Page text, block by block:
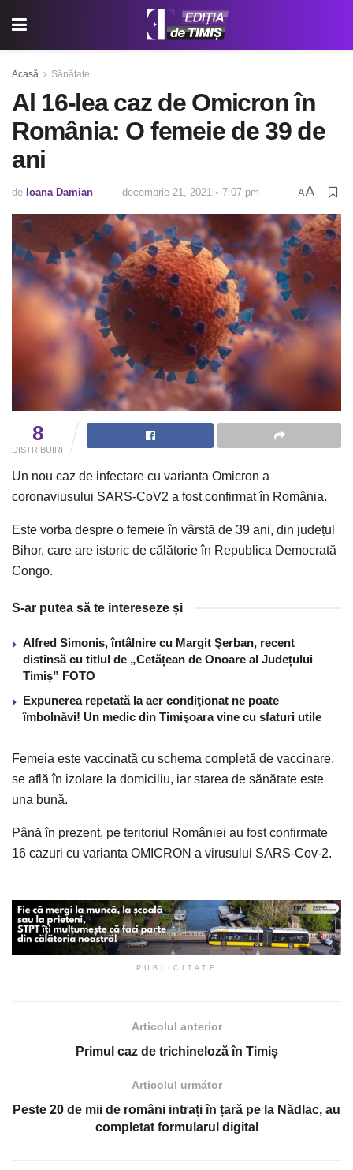
Acasă Sănătate
Al 16-lea caz de Omicron în
România: O femeie de 39 de
ani
de Ioana Damian decembrie 21, 2021 ◦ 7:07 pm AA
8
DISTRIBUIRI
Un nou caz de infectare cu varianta Omicron a
coronaviusului SARS-CoV2 a fost confirmat în România.
Este vorba despre o femeie în vârstă de 39 ani, din județul
Bihor, care are istoric de călătorie în Republica Democrată
Congo.
S-ar putea să te intereseze și
Alfred Simonis, întâlnire cu Margit Şerban, recent
distinsă cu titlul de „Cetățean de Onoare al Județului
Timiș” FOTO
Expunerea repetată la aer condiţionat ne poate
îmbolnăvi! Un medic din Timişoara vine cu sfaturi utile
Femeia este vaccinată cu schema completă de vaccinare,
se află în izolare la domiciliu, iar starea de sănătate este
una bună.
Până în prezent, pe teritoriul României au fost confirmate
16 cazuri cu varianta OMICRON a virusului SARS-Cov-2.
PUBLICITATE
Articolul anterior
Primul caz de trichineloză în Timiș
Articolul următor
Peste 20 de mii de români intrați în țară pe la Nădlac, au
completat formularul digital